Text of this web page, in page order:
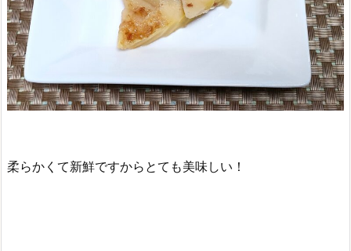
柔らかくて新鮮ですからとても美味しい！